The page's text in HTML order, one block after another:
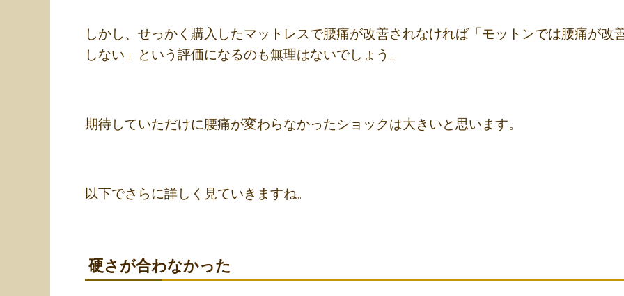
しかし、せっかく購入したマットレスで腰痛が改善されなければ「モットンでは腰痛が改
しない」という評価になるのも無理はないでしょう。
期待していただけに腰痛が変わらなかったショックは大きいと思います。
以下でさらに詳しく見ていきますね。
硬さが合わなかった